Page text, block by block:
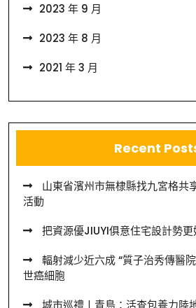
2023 年 9 月
2023 年 8 月
2021 年 3 月
Recent
山東省濱州市無棣縣找九宮格共
活動
把資源優JIUYI俱意住宅設計勢
輻射減少近六成 “質子治秀傳醫
世癌細胞
城市巡禮丨青島：活查包養力陸